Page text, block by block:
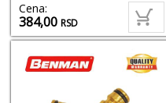
Cena:
384,00RSD